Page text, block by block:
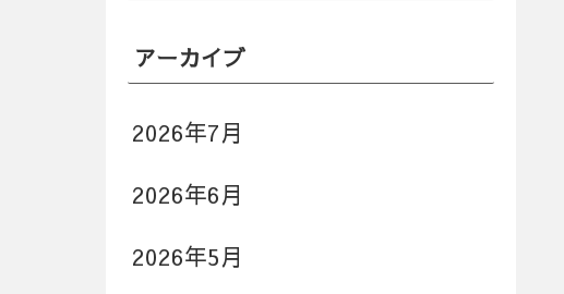
アーカイブ
2026年7月
2026年6月
2026年5月